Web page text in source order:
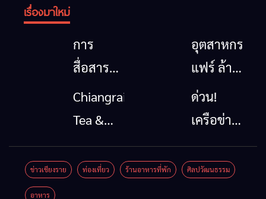
เรื่องมาใหม่
การ
สื่อสาร
โทรคมนาคม
กรณีภัย
เชียงราย
เมื่อ
อุตสาหกรรม
แฟร์ ล้าน
นาตะวัน
ออก
รวมของดี
สินค้าเด่น
Chiangrai
Tea &
Coffee
Festival
ด่วน!
เครือข่าย
ลุ่มน้ำกก
ยื่น 5 ข้อ
ข่าวเชียงราย ท่องเที่ยว ร้านอาหารที่พัก ศิลปวัฒนธรรม
อาหาร